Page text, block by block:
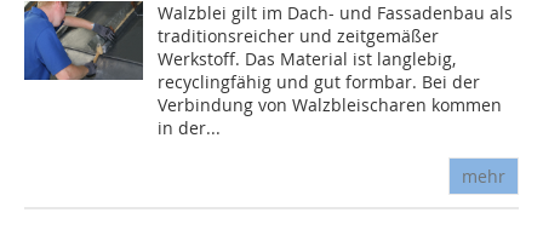
Walzblei gilt im Dach- und Fassadenbau als
traditionsreicher und zeitgemäßer
Werkstoff. Das Material ist langlebig,
recyclingfähig und gut formbar. Bei der
Verbindung von Walzbleischaren kommen
in der...
mehr